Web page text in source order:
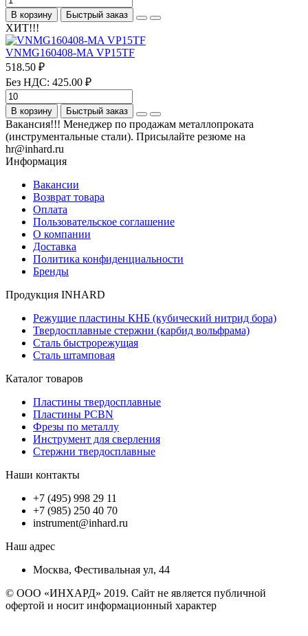
В корзину Быстрый заказ
ХИТ!!!
VNMG160408-MA VP15TF
518.50 ₽
Без НДС: 425.00 ₽
В корзину Быстрый заказ
Вакансия!!! Менеджер по продажам металлопроката
(инструментальные стали). Присылайте резюме на
hr@inhard.ru
Информация
Вакансии
Возврат товара
Оплата
Пользовательское соглашение
О компании
Доставка
Политика конфиденциальности
Бренды
Продукция INHARD
Режущие пластины КНБ (кубический нитрид бора)
Твердосплавные стержни (карбид вольфрама)
Сталь быстрорежущая
Сталь штамповая
Каталог товаров
Пластины твердосплавные
Пластины PCBN
Фрезы по металлу
Инструмент для сверления
Стержни твердосплавные
Наши контакты
+7 (495) 998 29 11
+7 (985) 250 40 70
instrument@inhard.ru
Наш адрес
Москва, Фестивальная ул, 44
© ООО «ИНХАРД» 2019. Сайт не является публичной
офертой и носит информационный характер